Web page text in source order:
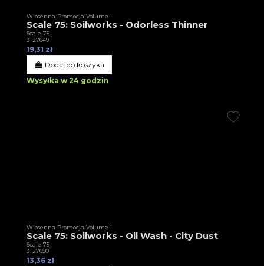
Wiosenna Promocja Volume II
Scale 75: Soilworks - Odorless Thinner
Scale 75
3T27649
19,31 zł
Dodaj do koszyka
Wysyłka w 24 godzin
Wiosenna Promocja Volume II
Scale 75: Soilworks - Oil Wash - City Dust
Scale 75
3T27650
13,36 zł